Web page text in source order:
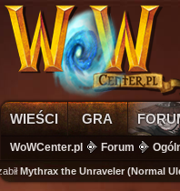
WIEŚCI GRA
WoWCenter.pl Forum
Mythrax the Unraveler (Normal